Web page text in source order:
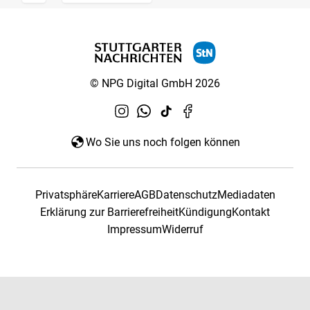
© NPG Digital GmbH 2026
Wo Sie uns noch folgen können
PrivatsphäreKarriereAGBDatenschutzMediadaten
Erklärung zur BarrierefreiheitKündigungKontakt
ImpressumWiderruf